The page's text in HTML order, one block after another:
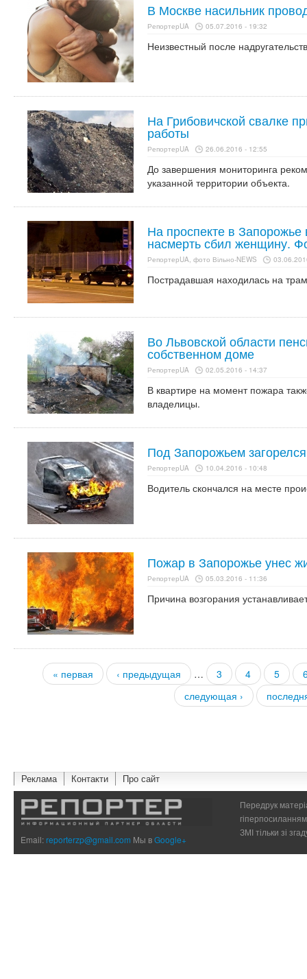
В Москве насильник
РепортерUA 05.07.2016 - 19:32
Неизвестный после
На Грибовичской свалке
работы
РепортерUA 26.06.2016 - 12:55
До завершения мониторинга
указанной территории объекта.
На проспекте в Запорожье
насмерть сбил женщину.
РепортерUA, фото Вільно-NEWS
Пострадавшая находилась на
Во Львовской области
собственном доме
РепортерUA 02.05.2016 - 14:37
В квартире на момент пожара
владелицы.
Под Запорожьем
РепортерUA 10.04.2016 - 10:48
Водитель скончался на месте
Пожар в Запорожье унес
РепортерUA 05.03.2016 - 11:36
Причина возгорания
Страницы
« первая ‹ предыдущая … 3 4 5
следующая ›
Реклама Контакти Про сайт
Email:reporterzp@gmail.com Мы вGoogle+
Передрук
ЗМІ тільки зі